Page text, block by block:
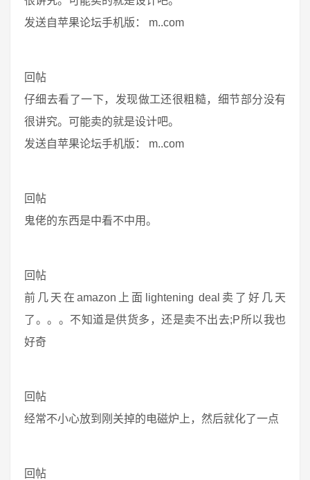
发送自苹果论坛手机版： m..com
回帖
仔细去看了一下，发现做工还很粗糙，细节部分没有
很讲究。可能卖的就是设计吧。
发送自苹果论坛手机版： m..com
回帖
鬼佬的东西是中看不中用。
回帖
前几天在amazon上面lightening deal卖了好几天
了。。。不知道是供货多，还是卖不出去;P所以我也
好奇
回帖
经常不小心放到刚关掉的电磁炉上，然后就化了一点
回帖